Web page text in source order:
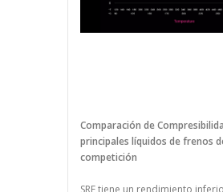
Comparación de
principales líquidos de frenos
competición
SRF tiene un rendimiento